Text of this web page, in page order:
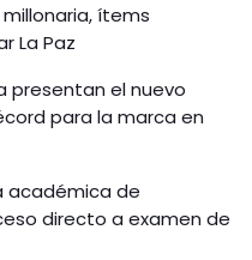
ítems
La Paz
presentan el nuevo
para la marca en
académica de
directo a examen de